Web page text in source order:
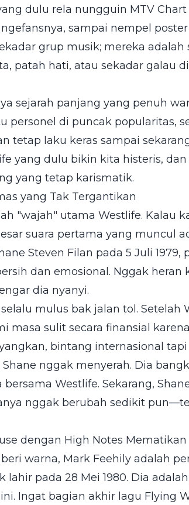
dulu rela nungguin MTV
sampai nempel
grup musik; mereka
patah hati, atau sekadar galau
sejarah panjang yang penuh
personel di puncak popularitas,
tetap laku keras sampai
yang dulu bikin kita histeris,
yang tetap karismatik.
yang Tak Tergantikan
"wajah" utama Westlife. Kalau
suara pertama yang muncul
Steven Filan pada 5 Juli 1979,
dan emosional. Nggak heran
dia nyanyi.
mulus bak jalan tol. Setelah
masa sulit secara finansial
bintang internasional
nggak menyerah. Dia
Westlife. Sekarang,
nggak berubah sedikit
dengan High Notes Mematikan
warna, Mark Feehily adalah
lahir pada 28 Mei 1980. Dia
Ingat bagian akhir lagu Flying